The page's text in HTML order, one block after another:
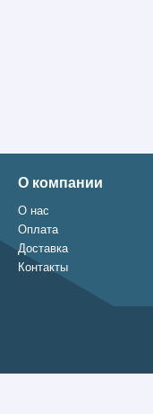
О компании
О нас
Оплата
Доставка
Контакты